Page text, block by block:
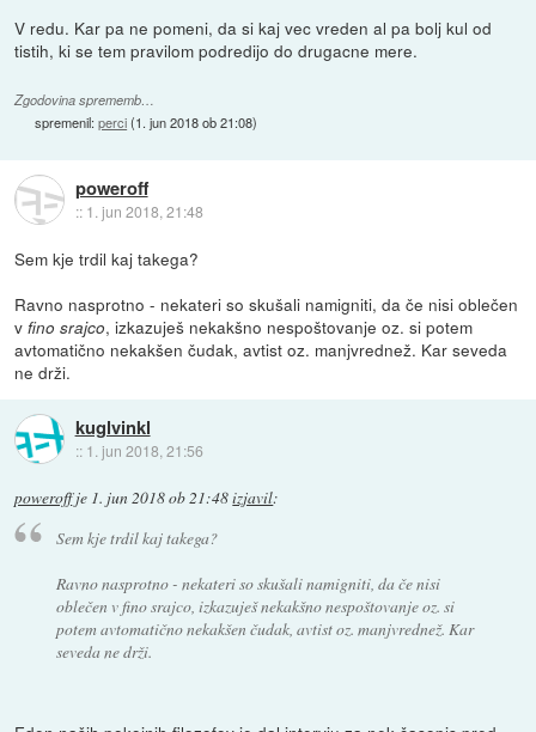
V redu. Kar pa ne pomeni, da si kaj vec vreden al pa bolj kul od
tistih, ki se tem pravilom podredijo do drugacne mere.
Zgodovina sprememb…
spremenil:perci(1. jun 2018 ob 21:08)
poweroff
:: 1. jun 2018, 21:48
Sem kje trdil kaj takega?
Ravno nasprotno - nekateri so skušali namigniti, da če nisi oblečen
vfino srajco, izkazuješ nekakšno nespoštovanje oz. si potem
avtomatično nekakšen čudak, avtist oz. manjvrednež. Kar seveda
ne drži.
kuglvinkl
:: 1. jun 2018, 21:56
poweroffje 1. jun 2018 ob 21:48izjavil:
Sem kje trdil kaj takega?
Ravno nasprotno - nekateri so skušali namigniti, da če nisi
oblečen vfino srajco, izkazuješ nekakšno nespoštovanje oz. si
potem avtomatično nekakšen čudak, avtist oz. manjvrednež. Kar
seveda ne drži.